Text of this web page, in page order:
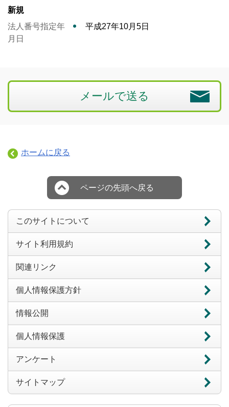
新規
法人番号指定年
月日
平成27年10月5日
メールで送る
ホームに戻る
ページの先頭へ戻る
このサイトについて
サイト利用規約
関連リンク
個人情報保護方針
情報公開
個人情報保護
アンケート
サイトマップ